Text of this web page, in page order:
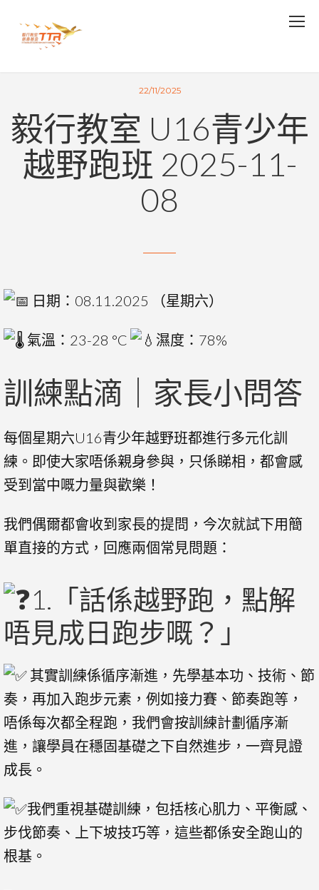
22/11/2025
毅行教室 U16青少年
越野跑班 2025-11-
08
日期：08.11.2025 （星期六）
氣溫：23-28 °C 濕度：78%
訓練點滴｜家長小問答
每個星期六U16青少年越野班都進行多元化訓
練。即使大家唔係親身參與，只係睇相，都會感
受到當中嘅力量與歡樂！
我們偶爾都會收到家長的提問，今次就試下用簡
單直接的方式，回應兩個常見問題：
1.「話係越野跑，點解
唔見成日跑步嘅？」
其實訓練係循序漸進，先學基本功、技術、節
奏，再加入跑步元素，例如接力賽、節奏跑等，
唔係每次都全程跑，我們會按訓練計劃循序漸
進，讓學員在穩固基礎之下自然進步，一齊見證
成長。
我們重視基礎訓練，包括核心肌力、平衡感、
步伐節奏、上下坡技巧等，這些都係安全跑山的
根基。